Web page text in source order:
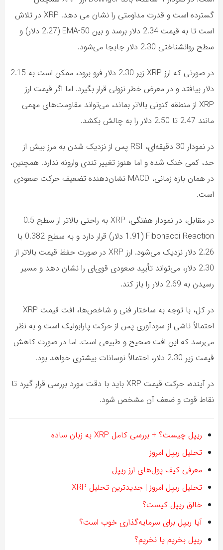
گسترده است و قدرت مداومتی را نشان می دهد. XRP در تلاش
است تا به قیمت 2.34 دلار برسد و بین 50-EMA (2.27 دلار) و
سطح روانشناختی 2.30 دلار جابجا می‌شود.
در صورتی که ارز XRP زیر 2.30 دلار فرو برود، ممکن است به 2.15
دلار بیافتد و در معرض خطر نزولی قرار بگیرد. اما اگر قیمت ارز
XRP از منطقه کنونی بالاتر بماند، می‌تواند مقاومت‌های مهمی
مانند 2.47 تا 2.50 دلار را به چالش بکشد.
در نمودار 30 دقیقه‌ای، RSI پس از نزدیک شدن به مرز بیش از
حد، کمی خنک شده و اما هنوز تغییر تندی وارونه ندارد. همچنین،
در همان بازه زمانی، MACD نشان‌دهنده تضعیف حرکت صعودی
است.
در مقابل، در نمودار هفتگی، XRP به راحتی بالاتر از سطح 0.5
Fibonacci Reaction (1.91 دلار) قرار دارد و به سطح 0.382 با
2.26 دلار نزدیک می‌شود. ارز XRP در صورت حفظ قیمت بالاتر از
2.30 دلار، می‌تواند تأیید صعودی قوی‌ای را نشان دهد و مسیر
رسیدن به 2.69 دلار را باز کند.
در کل، با توجه به ساختار فنی و شاخص‌ها، افت قیمت XRP
احتمالاً ناشی از سودآوری پس از حرکت پارابولیک است و به نظر
می‌رسد که این افت صحیح و طبیعی است. اما در صورت کاهش
قیمت زیر 2.30 دلار، احتمالاً نوسانات بیشتری خواهد بود.
در آینده، حرکت قیمت XRP باید با دقت مورد بررسی قرار گیرد تا
نقاط قوت و ضعف آن مشخص شود.
ریپل چیست؟ + بررسی کامل XRP به زبان ساده
تحلیل ریپل امروز
معرفی کیف پول‌های ارز ریپل
تحلیل ریپل امروز | جدیدترین تحلیل XRP
خالق ریپل کیست؟
آیا ریپل برای سرمایه‌گذاری خوب است؟
ریپل بخریم یا نخریم؟